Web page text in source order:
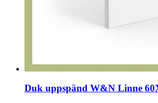
Duk uppspänd W&N Linne